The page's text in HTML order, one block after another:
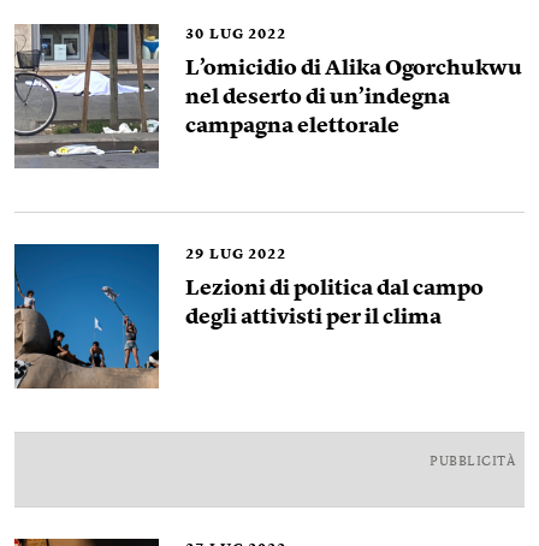
30 LUG 2022
L’omicidio di Alika Ogorchukwu
nel deserto di un’indegna
campagna elettorale
29 LUG 2022
Lezioni di politica dal campo
degli attivisti per il clima
PUBBLICITÀ